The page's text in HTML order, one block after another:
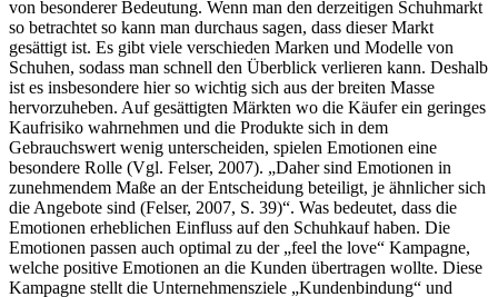
von besonderer Bedeutung. Wenn man den derzeitigen Schuhmarkt
so betrachtet so kann man durchaus sagen, dass dieser Markt
gesättigt ist. Es gibt viele verschieden Marken und Modelle von
Schuhen, sodass man schnell den Überblick verlieren kann. Deshalb
ist es insbesondere hier so wichtig sich aus der breiten Masse
hervorzuheben. Auf gesättigten Märkten wo die Käufer ein geringes
Kaufrisiko wahrnehmen und die Produkte sich in dem
Gebrauchswert wenig unterscheiden, spielen Emotionen eine
besondere Rolle (Vgl. Felser, 2007). „Daher sind Emotionen in
zunehmendem Maße an der Entscheidung beteiligt, je ähnlicher sich
die Angebote sind (Felser, 2007, S. 39)“. Was bedeutet, dass die
Emotionen erheblichen Einfluss auf den Schuhkauf haben. Die
Emotionen passen auch optimal zu der „feel the love“ Kampagne,
welche positive Emotionen an die Kunden übertragen wollte. Diese
Kampagne stellt die Unternehmensziele „Kundenbindung“ und